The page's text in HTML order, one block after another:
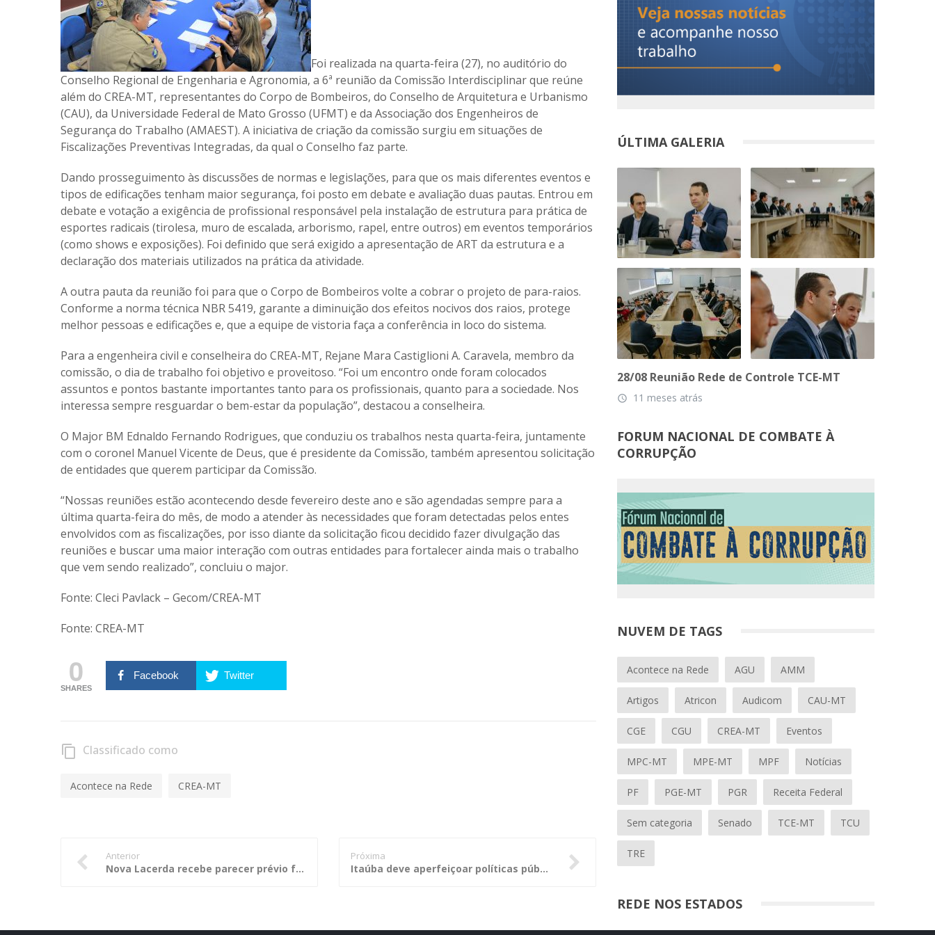
Foi realizada na quarta-feira (27), no auditório do
Conselho Regional de Engenharia e Agronomia, a 6ª reunião da Comissão Interdisciplinar que reúne
além do CREA-MT, representantes do Corpo de Bombeiros, do Conselho de Arquitetura e Urbanismo
(CAU), da Universidade Federal de Mato Grosso (UFMT) e da Associação dos Engenheiros de
Segurança do Trabalho (AMAEST). A iniciativa de criação da comissão surgiu em situações de
Fiscalizações Preventivas Integradas, da qual o Conselho faz parte.
Dando prosseguimento às discussões de normas e legislações, para que os mais diferentes eventos e
tipos de edificações tenham maior segurança, foi posto em debate e avaliação duas pautas. Entrou em
debate e votação a exigência de profissional responsável pela instalação de estrutura para prática de
esportes radicais (tirolesa, muro de escalada, arborismo, rapel, entre outros) em eventos temporários
(como shows e exposições). Foi definido que será exigido a apresentação de ART da estrutura e a
declaração dos materiais utilizados na prática da atividade.
A outra pauta da reunião foi para que o Corpo de Bombeiros volte a cobrar o projeto de para-raios.
Conforme a norma técnica NBR 5419, garante a diminuição dos efeitos nocivos dos raios, protege
melhor pessoas e edificações e, que a equipe de vistoria faça a conferência in loco do sistema.
Para a engenheira civil e conselheira do CREA-MT, Rejane Mara Castiglioni A. Caravela, membro da
comissão, o dia de trabalho foi objetivo e proveitoso. “Foi um encontro onde foram colocados
assuntos e pontos bastante importantes tanto para os profissionais, quanto para a sociedade. Nos
interessa sempre resguardar o bem-estar da população”, destacou a conselheira.
O Major BM Ednaldo Fernando Rodrigues, que conduziu os trabalhos nesta quarta-feira, juntamente
com o coronel Manuel Vicente de Deus, que é presidente da Comissão, também apresentou solicitação
de entidades que querem participar da Comissão.
“Nossas reuniões estão acontecendo desde fevereiro deste ano e são agendadas sempre para a
última quarta-feira do mês, de modo a atender às necessidades que foram detectadas pelos entes
envolvidos com as fiscalizações, por isso diante da solicitação ficou decidido fazer divulgação das
reuniões e buscar uma maior interação com outras entidades para fortalecer ainda mais o trabalho
que vem sendo realizado”, concluiu o major.
Fonte: Cleci Pavlack – Gecom/CREA-MT
Fonte: CREA-MT
0
SHARES
Facebook Twitter
content_copy Classificado como
Acontece na Rede CREA-MT
Anterior
Nova Lacerda recebe parecer prévio favorável às contas anuais de governo
Próxima
Itaúba deve aperfeiçoar políticas públicas nas áreas de educação e saúde
ÚLTIMA GALERIA
28/08 Reunião Rede de Controle TCE-MT
access_time 11 meses atrás
FORUM NACIONAL DE COMBATE À
CORRUPÇÃO
NUVEM DE TAGS
Acontece na Rede AGU AMM
Artigos Atricon Audicom CAU-MT
CGE CGU CREA-MT Eventos
MPC-MT MPE-MT MPF Notícias
PF PGE-MT PGR Receita Federal
Sem categoria Senado TCE-MT TCU
TRE
REDE NOS ESTADOS